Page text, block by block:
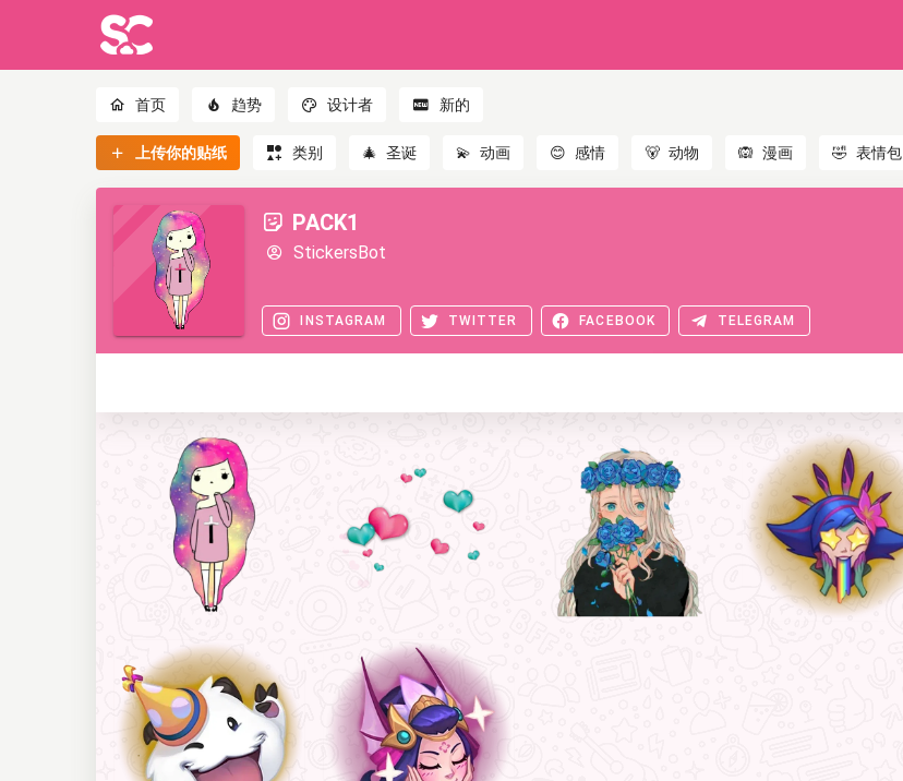
首页 趋势 设计者 新的
上传你的贴纸 类别 🎄 圣诞 💫 动画 😊 感情 🐻 动物 🙉 漫画 🤣 表情包
PACK1
StickersBot
INSTAGRAM TWITTER FACEBOOK TELEGRAM